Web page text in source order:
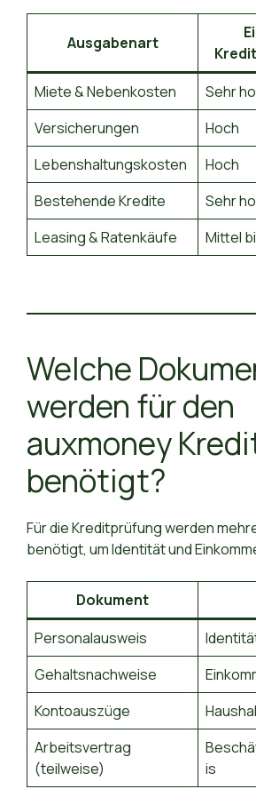
Ausgabenart
Miete & Nebenkosten
Sehr
Versicherungen
Hoch
Lebenshaltungskosten
Hoch
Bestehende Kredite
Sehr
Leasing & Ratenkäufe
Mittel
Welche
werden für den
auxmoney
benötigt?
Für die Kreditprüfung werden
benötigt, um Identität und
Dokument
Personalausweis
Gehaltsnachweise
Kontoauszüge
Arbeitsvertrag
(teilweise)
is